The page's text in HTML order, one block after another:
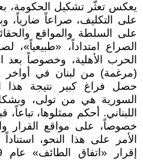
يعكس تعثّر تشكيل الحكومة،
على التكليف، صراعاً ضارياً،
على السلطة والمواقع
الصراع امتداداً، «طبيعياً»،
الحرب الأهلية، وخصوصاً بعد
حصل فراغ كبير نتيجة هذا
السورية هي من تولى،
اللبناني. أحكم ممثلوها، تباعاً،
خصوصاً، على مواقع القرار
الأمر على هذا النحو،